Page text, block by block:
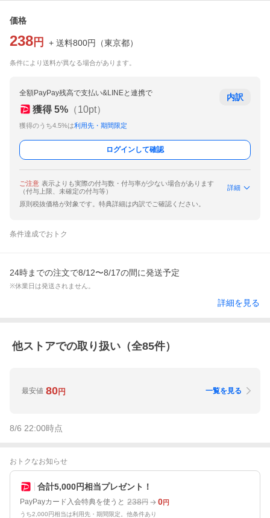
価格
238 円 + 送料800円 （東京都）
条件により送料が異なる場合があります。
全額PayPay残高で支払い&LINEと連携で
獲得 5% （10pt）
獲得のうち4.5%は利用先・期間限定
内訳
ログインして確認
ご注意 表示よりも実際の付与数・付与率が少ない場合があります
（付与上限、未確定の付与等）
詳細
原則税抜価格が対象です。特典詳細は内訳でご確認ください。
条件達成でおトク
24時までの注文で8/12〜8/17の間に発送予定
※休業日は発送されません。
詳細を見る
他ストアでの取り扱い（全85件）
最安値 80円 一覧を見る
8/6 22:00時点
おトクなお知らせ
合計5,000円相当プレゼント！
PayPayカード入会特典を使うと 238円 0円
うち2,000円相当は利用先・期間限定。他条件あり